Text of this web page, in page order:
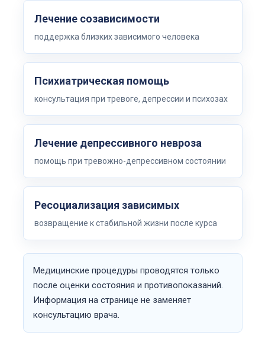
Лечение созависимости
поддержка близких зависимого человека
Психиатрическая помощь
консультация при тревоге, депрессии и психозах
Лечение депрессивного невроза
помощь при тревожно-депрессивном состоянии
Ресоциализация зависимых
возвращение к стабильной жизни после курса
Медицинские процедуры проводятся только
после оценки состояния и противопоказаний.
Информация на странице не заменяет
консультацию врача.